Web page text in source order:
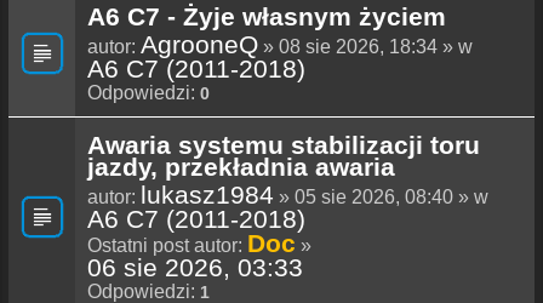
A6 C7 - Żyje własnym życiem
autor: AgrooneQ » 08 sie 2026, 18:34 » w
A6 C7 (2011-2018)
Odpowiedzi: 0
Awaria systemu stabilizacji toru
jazdy, przekładnia awaria
autor: lukasz1984 » 05 sie 2026, 08:40 » w
A6 C7 (2011-2018)
Ostatni post autor: Doc »
06 sie 2026, 03:33
Odpowiedzi: 1